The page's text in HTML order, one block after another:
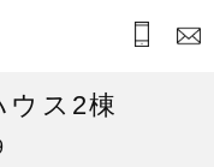
ウス2棟